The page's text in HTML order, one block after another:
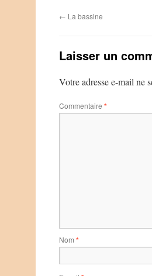
← La bassine
Laisser un
Votre adresse e-mail ne
Commentaire *
Nom *